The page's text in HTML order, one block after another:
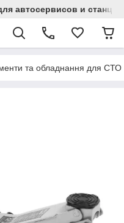
автосервисов и
та обладнання для СТО